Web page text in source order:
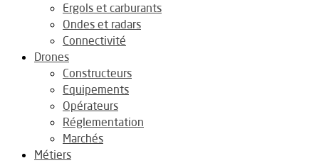
Ergols et carburants
Ondes et radars
Connectivité
Drones
Constructeurs
Equipements
Opérateurs
Réglementation
Marchés
Métiers